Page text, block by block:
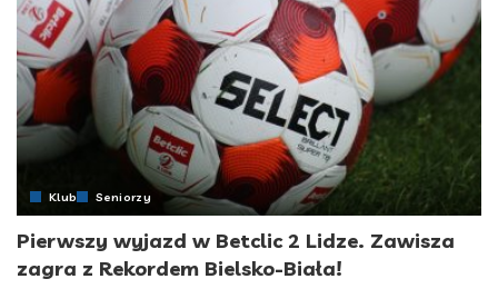
Klub Seniorzy
Pierwszy wyjazd w Betclic 2 Lidze. Zawisza
zagra z Rekordem Bielsko-Biała!